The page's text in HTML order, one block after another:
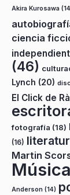
Akira Kurosawa
ciencia
(46)
Lynch (20)
El Click de
fotografía (18)
(16)
Martin
Música
Anderson (14)